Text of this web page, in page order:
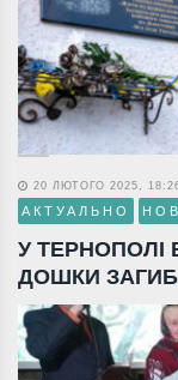
20 ЛЮТОГО 2025,
АКТУАЛЬНО
У ТЕРНОПОЛІ
ДОШКИ